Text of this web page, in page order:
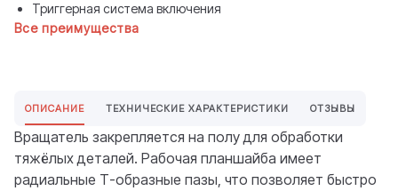
Триггерная система включения
Все преимущества
ОПИСАНИЕ ТЕХНИЧЕСКИЕ ХАРАКТЕРИСТИКИ ОТЗЫВЫ
Вращатель закрепляется на полу для обработки
тяжёлых деталей. Рабочая планшайба имеет
радиальные Т-образные пазы, что позволяет быстро